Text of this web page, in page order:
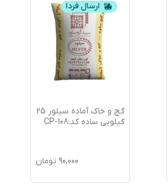
ارسال فردا
گچ و خاک آماده سیلور 25
کیلویی ساده کد:CP-108
90,000 تومان